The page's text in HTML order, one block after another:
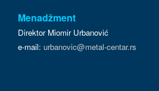
Menadžment
Direktor Miomir Urbanović
e-mail: urbanovic@metal-centar.rs